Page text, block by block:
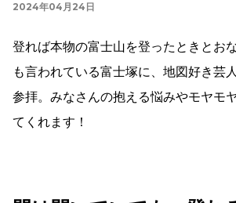
2024年04月24日
登れば本物の富士山を登ったときとお
も言われている富士塚に、地図好き芸
参拝。みなさんの抱える悩みやモヤモ
てくれます！